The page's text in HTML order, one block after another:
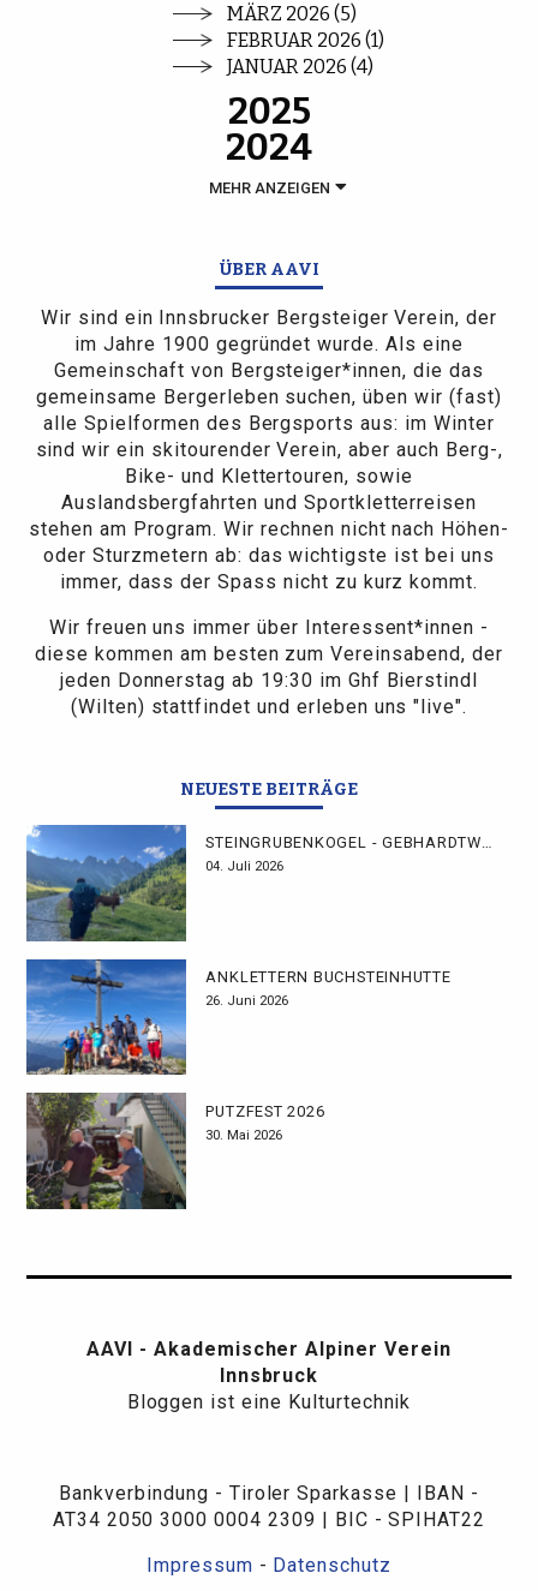
MÄRZ 2026 (5)
FEBRUAR 2026 (1)
JANUAR 2026 (4)
2025
2024
MEHR ANZEIGEN
ÜBER AAVI
Wir sind ein Innsbrucker Bergsteiger Verein, der
im Jahre 1900 gegründet wurde. Als eine
Gemeinschaft von Bergsteiger*innen, die das
gemeinsame Bergerleben suchen, üben wir (fast)
alle Spielformen des Bergsports aus: im Winter
sind wir ein skitourender Verein, aber auch Berg-,
Bike- und Klettertouren, sowie
Auslandsbergfahrten und Sportkletterreisen
stehen am Program. Wir rechnen nicht nach Höhen-
oder Sturzmetern ab: das wichtigste ist bei uns
immer, dass der Spass nicht zu kurz kommt.
Wir freuen uns immer über Interessent*innen -
diese kommen am besten zum Vereinsabend, der
jeden Donnerstag ab 19:30 im Ghf Bierstindl
(Wilten) stattfindet und erleben uns "live".
NEUESTE BEITRÄGE
STEINGRUBENKOGEL - GEBHARDTWEG
04. Juli 2026
ANKLETTERN BUCHSTEINHÜTTE
26. Juni 2026
PUTZFEST 2026
30. Mai 2026
AAVI - Akademischer Alpiner Verein
Innsbruck
Bloggen ist eine Kulturtechnik
Bankverbindung - Tiroler Sparkasse | IBAN -
AT34 2050 3000 0004 2309 | BIC - SPIHAT22
Impressum - Datenschutz